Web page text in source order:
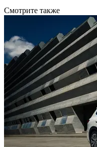
Смотрите также